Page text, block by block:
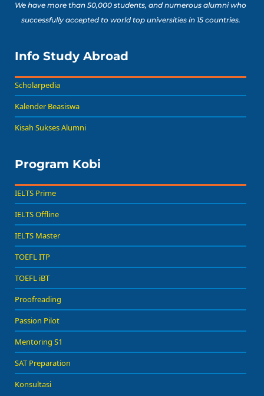
We have more than 50,000 students, and numerous alumni who
successfully accepted to world top universities in 15 countries.
Info Study Abroad
Scholarpedia
Kalender Beasiswa
Kisah Sukses Alumni
Program Kobi
IELTS Prime
IELTS Offline
IELTS Master
TOEFL ITP
TOEFL iBT
Proofreading
Passion Pilot
Mentoring S1
SAT Preparation
Konsultasi